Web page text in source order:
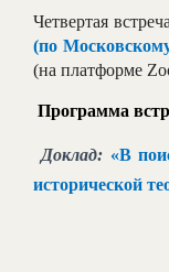
Четвертая
(по
(на платформе
Программа
Доклад: «В
исторической